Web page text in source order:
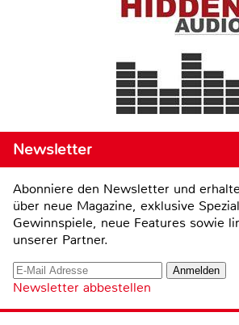
Newsletter
Abonniere den Newsletter und
über neue Magazine, exklusive
Gewinnspiele, neue Features sowie
unserer Partner.
Newsletter abbestellen